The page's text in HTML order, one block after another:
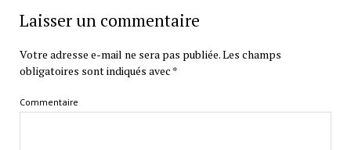
Laisser un commentaire
Votre adresse e-mail ne sera pas publiée.Les champs
obligatoires sont indiqués avec *
Commentaire